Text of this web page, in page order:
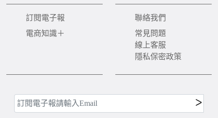
訂閱電子報
電商知識＋
聯絡我們
常見問題
線上客服
隱私保密政策